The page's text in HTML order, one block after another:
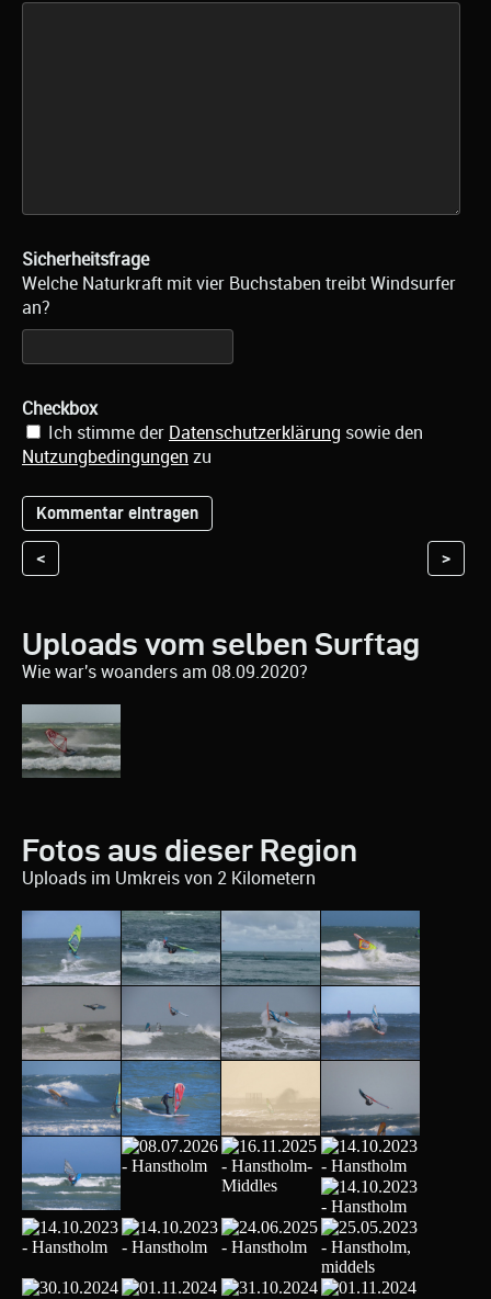
Sicherheitsfrage
Welche Naturkraft mit vier Buchstaben treibt Windsurfer
an?
Checkbox
Ich stimme der Datenschutzerklärung sowie den
Nutzungbedingungen zu
< >
Uploads vom selben Surftag
Wie war's woanders am 08.09.2020?
Fotos aus dieser Region
Uploads im Umkreis von 2 Kilometern